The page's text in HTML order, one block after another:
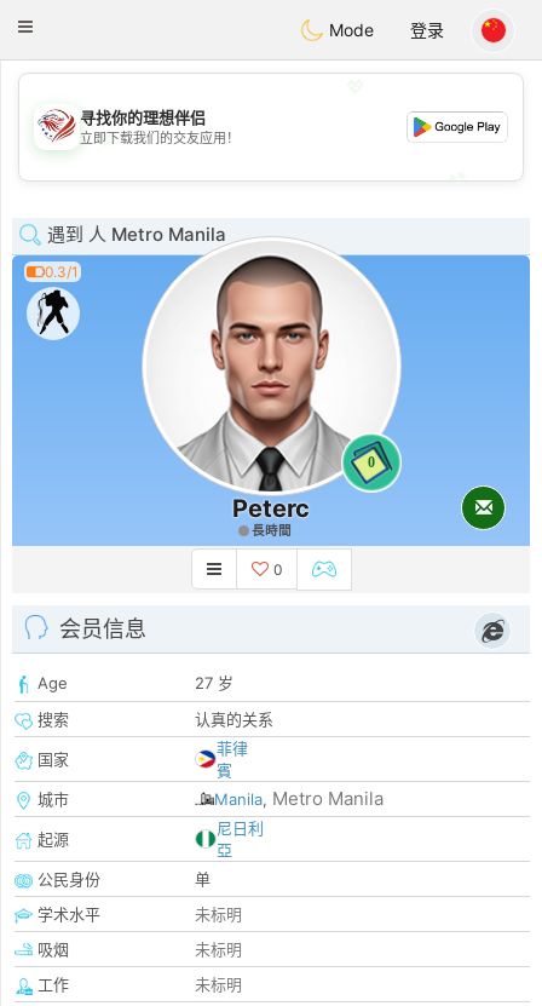
Dating
Toggle
Mode 登录
💖
寻找你的理想伴侣
立即下载我们的交友应用！
遇到 人 Metro Manila
0.3/1
0
Peterc
長時間
0
会员信息
Age
27 岁
搜索
认真的关系
国家
菲律
賓
城市
Manila, Metro Manila
起源
尼日利
亞
公民身份
单
学术水平
未标明
吸烟
未标明
工作
未标明